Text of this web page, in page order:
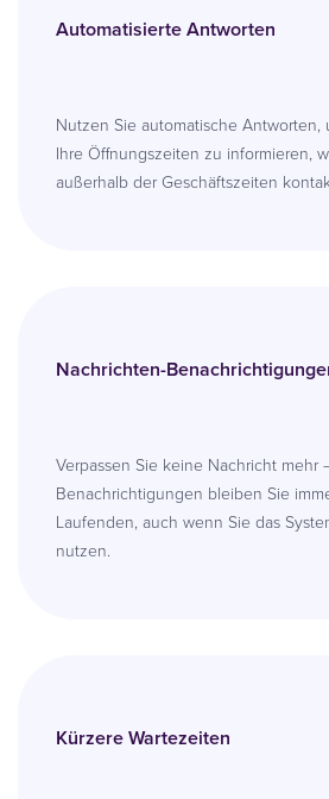
Automatisierte Antworten
Nutzen Sie automatische Antworten,
Ihre Öffnungszeiten zu informieren,
außerhalb der Geschäftszeiten
Nachrichten-
Verpassen Sie keine Nachricht mehr
Benachrichtigungen bleiben Sie
Laufenden, auch wenn Sie das
nutzen.
Kürzere Wartezeiten